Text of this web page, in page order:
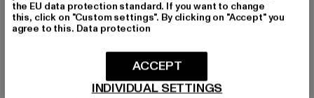
darunter. Diese Schichten halten dich warm und können je nach
Bedarf ausgezogen werden. Besonders praktisch sind Hoodies
mit Reißverschluss und Taschen, die dir zusätzlichen Stauraum
Accessoires wie Caps und Sporttaschen
the EU data protection standard. If you want to change
this, click on "Custom settings". By clicking on "Accept" you
agree to this. Data protection
INDIVIDUAL SETTINGS
ACCEPT